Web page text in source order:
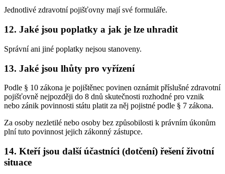
Jednotlivé zdravotní pojišťovny mají své formuláře.
12. Jaké jsou poplatky a jak je lze uhradit
Správní ani jiné poplatky nejsou stanoveny.
13. Jaké jsou lhůty pro vyřízení
Podle § 10 zákona je pojištěnec povinen oznámit příslušné zdravotní
pojišťovně nejpozději do 8 dnů skutečnosti rozhodné pro vznik
nebo zánik povinnosti státu platit za něj pojistné podle § 7 zákona.
Za osoby nezletilé nebo osoby bez způsobilosti k právním úkonům
plní tuto povinnost jejich zákonný zástupce.
14. Kteří jsou další účastníci (dotčení) řešení životní
situace